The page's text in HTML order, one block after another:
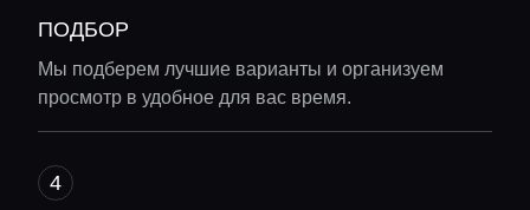
ПОДБОР
Мы подберем лучшие варианты и организуем
просмотр в удобное для вас время.